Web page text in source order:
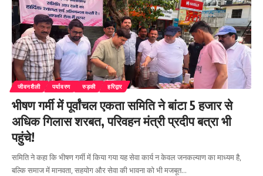
जीवनशैली पर्यावरण रुड़की हरिद्वार
भीषण गर्मी में पूर्वांचल एकता समिति ने बांटा 5 हजार से
अधिक गिलास शरबत, परिवहन मंत्री प्रदीप बत्रा भी
पहुंचे!
समिति ने कहा कि भीषण गर्मी में किया गया यह सेवा कार्य न केवल जनकल्याण का माध्यम है,
बल्कि समाज में मानवता, सहयोग और सेवा की भावना को भी मजबूत…